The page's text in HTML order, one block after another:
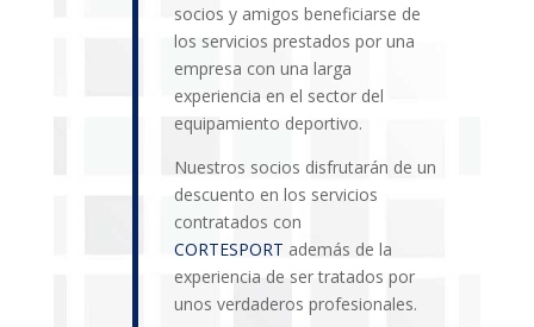
socios y amigos beneficiarse de
los servicios prestados por una
empresa con una larga
experiencia en el sector del
equipamiento deportivo.
Nuestros socios disfrutarán de un
descuento en los servicios
contratados con
CORTESPORT además de la
experiencia de ser tratados por
unos verdaderos profesionales.